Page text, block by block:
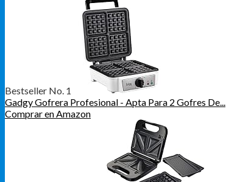
Bestseller No. 1
Gadgy Gofrera Profesional - Apta Para 2 Gofres De...
Comprar en Amazon